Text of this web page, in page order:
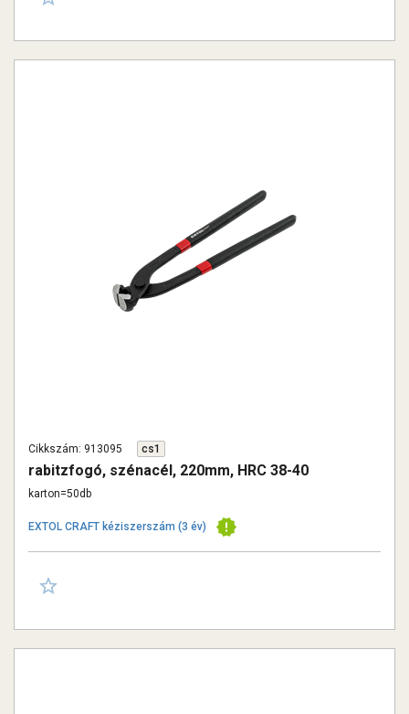
Cikkszám: 913095 cs1
rabitzfogó, szénacél, 220mm, HRC 38-40
karton=50db
EXTOL CRAFT kéziszerszám (3 év)